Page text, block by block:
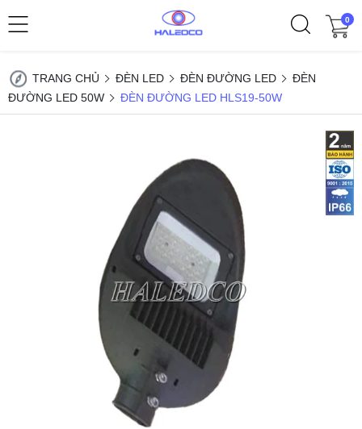
0
TRANG CHỦ ĐÈN LED ĐÈN ĐƯỜNG LED
ĐÈN
ĐƯỜNG LED 50W
ĐÈN ĐƯỜNG LED HLS19-50W